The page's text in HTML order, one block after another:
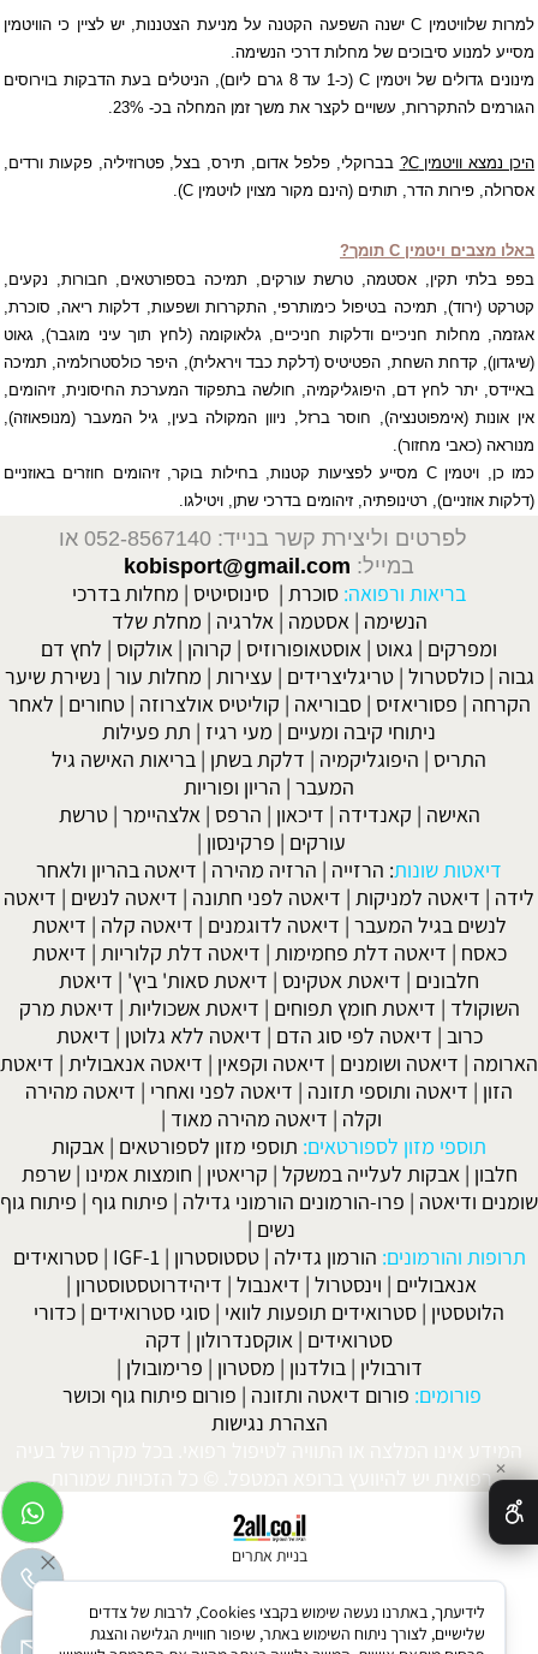
למרות שלוויטמין Cישנה השפעה הקטנה על מניעת הצטננות, יש לציין כי הוויטמין
מסייע למנוע סיבוכים של מחלות דרכי הנשימה.
מינונים גדולים של ויטמין C
(כ-1 עד 8 גרם ליום), הניטלים בעת הדבקות בוירוסים
הגורמים להתקררות, עשויים לקצר את משך זמן המחלה בכ- 23%.
היכן נמצא וויטמיןC
? בברוקלי, פלפל אדום, תירס, בצל, פטרוזיליה, פקעות ורדים,
אסרולה, פירות הדר, תותים (הינם מקור מצוין לויטמין C
).
באלו מצבים ויטמין C תומך?
בפפ בלתי תקין, אסטמה, טרשת עורקים, תמיכה בספורטאים, חבורות, נקעים,
קטרקט (ירוד), תמיכה בטיפול כימותרפי, התקררות ושפעות, דלקות ריאה, סוכרת,
אגזמה, מחלות חניכיים ודלקות חניכיים, גלאוקומה (לחץ תוך עיני מוגבר), גאוט
(שיגדון), קדחת השחת, הפטיטיס (דלקת כבד ויראלית), היפר כולסטרולמיה, תמיכה
באיידס, יתר לחץ דם, היפוגליקמיה, חולשה בתפקוד המערכת החיסונית, זיהומים,
אין אונות (אימפוטנציה), חוסר ברזל, ניוון המקולה בעין, גיל המעבר (מנופאוזה),
מנוראה (כאבי מחזור).
כמו כן, ויטמיןC מסייע לפציעות קטנות, בחילות בוקר, זיהומים חוזרים באוזניים
(דלקות אוזניים), רטינופתיה, זיהומים בדרכי שתן, ויטילגו.
לפרטים וליצירת קשר בנייד: 052-8567140
או
במייל: kobisport@gmail.com
בריאות ורפואה: סוכרת | סינוסיטיס | מחלות בדרכי
הנשימה | אסטמה | אלרגיה | מחלת שלד
ומפרקים | גאוט | אוסטאופורוזיס | קרוהן | אולקוס | לחץ דם
גבוה |כולסטרול |טריגליצרידים | עצירות | מחלות עור | נשירת שיער
הקרחה | פסוריאזיס |סבוריאה | קוליטיס אולצרוזה |טחורים | לאחר
ניתוחי קיבה ומעיים | מעי רגיז | תת פעילות
התריס | היפוגליקמיה | דלקת בשתן | בריאות האישה גיל
המעבר | הריון ופוריות
האישה | קאנדידה | דיכאון | הרפס | אלצהיימר |טרשת
עורקים | פרקינסון |
דיאטות שונות: הרזייה | הרזיה מהירה | דיאטה בהריון ולאחר
לידה | דיאטה למניקות | דיאטה לפני חתונה | דיאטה לנשים | דיאטה
לנשים בגיל המעבר | דיאטה לדוגמנים | דיאטה קלה | דיאטת
כאסח | דיאטה דלת פחמימות | דיאטה דלת קלוריות | דיאטת
חלבונים | דיאטת אטקינס | דיאטת סאות' ביץ' | דיאטת
השוקולד | דיאטת חומץ תפוחים | דיאטת אשכוליות | דיאטת מרק
כרוב | דיאטה לפי סוג הדם | דיאטה ללא גלוטן | דיאטת
הארומה | דיאטה ושומנים | דיאטה וקפאין | דיאטה אנאבולית | דיאטת
הזון | דיאטה ותוספי תזונה | דיאטה לפני ואחרי | דיאטה מהירה
וקלה | דיאטה מהירה מאוד |
תוספי מזון לספורטאים: תוספי מזון לספורטאים | אבקות
חלבון | אבקות לעלייה במשקל | קריאטין | חומצות אמינו |שרפת
שומנים ודיאטה | פרו-הורמונים הורמוני גדילה | פיתוח גוף | פיתוח גוף
נשים |
תרופות והורמונים: הורמון גדילה |טסטוסטרון |
IGF-1
|סטרואידים
אנאבוליים | וינסטרול | דיאנבול | דיהידרוטסטוסטרון |
הלוטסטין | סטרואידים תופעות לוואי | סוגי סטרואידים | כדורי
סטרואידים | אוקסנדרולון | דקה
דורבולין | בולדנון | מסטרון | פרימובולן |
פורומים: פורום דיאטה ותזונה | פורום פיתוח גוף וכושר
הצהרת נגישות
המידע אינו המלצה או התוויה לטיפול רפואי. בכל מקרה של בעיה
רפואית יש להיוועץ ברופא המטפל. © כל הזכויות שמורות.
בניית אתרים
✕
לידיעתך, באתרנו נעשה שימוש בקבצי Cookies, לרבות של צדדים
שלישיים, לצורך ניתוח השימוש באתר, שיפור חוויית הגלישה והצגת